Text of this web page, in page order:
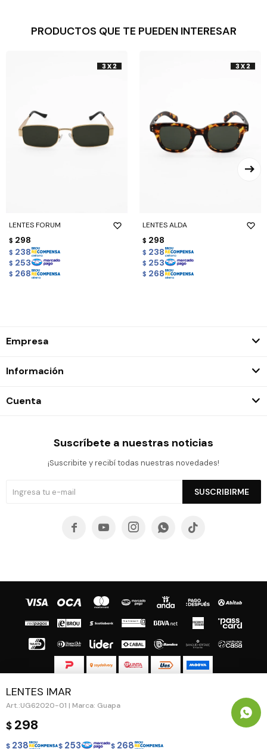
LENTES IMAR
UG62020-01 | Marca: Guapa
$ 298
$ 238 $ 253 $ 268
PRODUCTOS QUE TE PUEDEN INTERESAR
LENTES FORUM
$ 298
$ 238
$ 253
$ 268
LENTES ALDA
$ 298
$ 238
$ 253
$ 268
Empresa
Información
Cuenta
Suscríbete a nuestras noticias
¡Suscribite y recibí todas nuestras novedades!
SUSCRIBIRME
    
© Copyright 2026 / Guapa - Paprika